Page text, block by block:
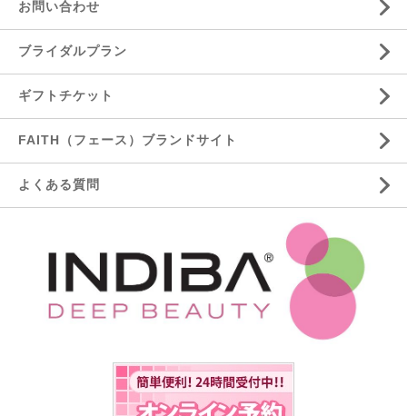
お問い合わせ
ブライダルプラン
ギフトチケット
FAITH（フェース）ブランドサイト
よくある質問